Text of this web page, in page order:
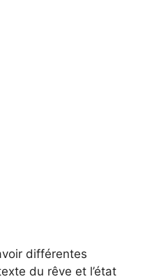
différentes
du rêve et l’état